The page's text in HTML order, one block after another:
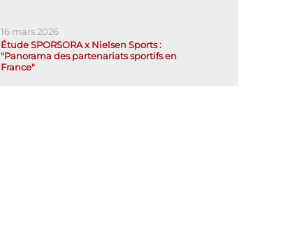
16 mars 2026
Étude SPORSORA x Nielsen Sports :
"Panorama des partenariats sportifs en
France"